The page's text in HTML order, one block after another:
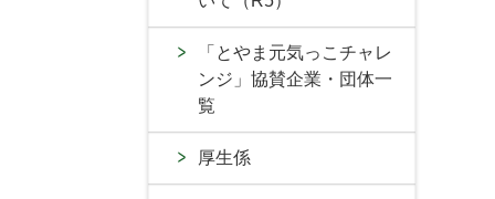
「とやま元気っこチャレ
ンジ」協賛企業・団体一
覧
厚生係